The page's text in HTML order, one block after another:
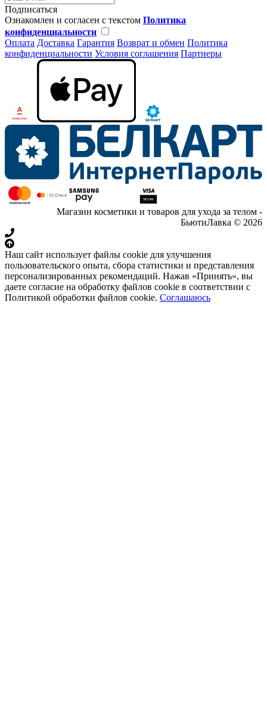
Подписаться
Ознакомлен и согласен с текстом Политика
конфиденциальности
Оплата Доставка Гарантия Возврат и обмен Политика
конфиденциальности Условия соглашения Партнеры
Магазин косметики и товаров для ухода за телом -
БьютиЛавка © 2026
Наш сайт использует файлы cookie для улучшения
пользовательского опыта, сбора статистики и представления
персонализированных рекомендаций. Нажав «Принять», вы
даете согласие на обработку файлов cookie в соответствии с
Политикой обработки файлов cookie. Соглашаюсь